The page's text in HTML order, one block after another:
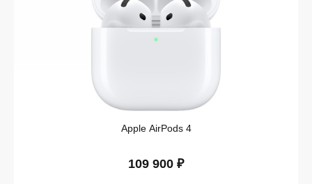
Удобная оплата с возможностью оформлять
покупки по всем ассортиментам с рассрочкой.
При необходимости можно уточнить детали по
служба работает ежедневно и доставляет заказы
по всему ассортименту магазина в кратчайшие
получите именно тот продукт, который был указан в
Apple AirPods 4
109 900 ₽